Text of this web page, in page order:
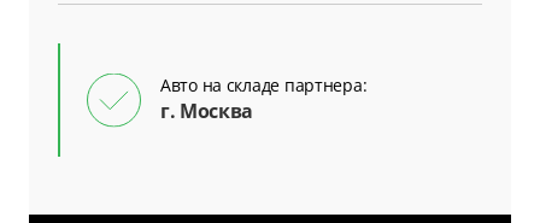
Авто на складе партнера:
г. Москва